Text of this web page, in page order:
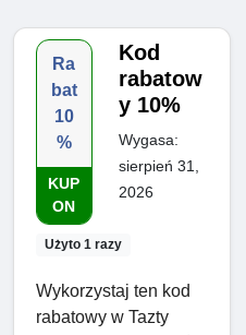
Ra
bat
10
%
KUP
ON
Użyto 1 razy
Kod
rabatow
y 10%
Wygasa:
sierpień 31,
2026
Wykorzystaj ten kod
rabatowy w Tazty